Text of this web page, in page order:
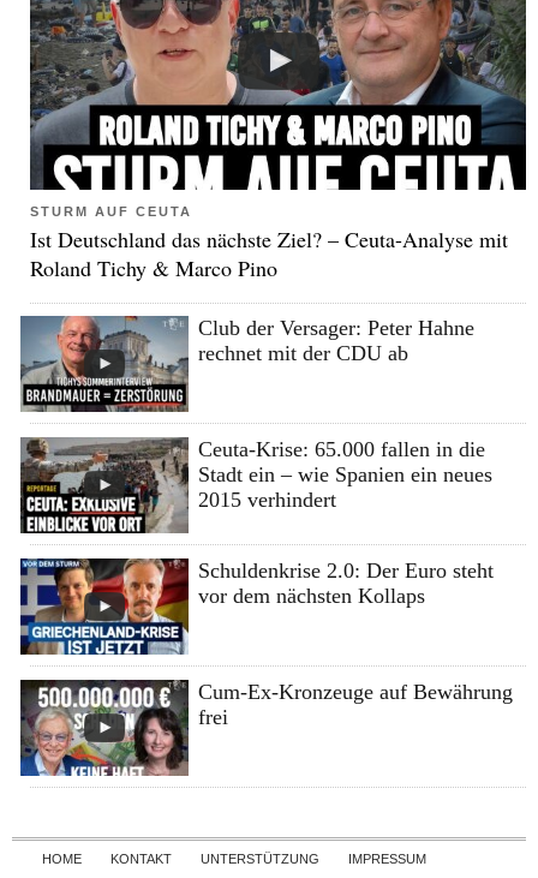
STURM AUF CEUTA
Ist Deutschland das nächste Ziel? – Ceuta-Analyse mit
Roland Tichy & Marco Pino
Club der Versager: Peter Hahne
rechnet mit der CDU ab
Ceuta-Krise: 65.000 fallen in die
Stadt ein – wie Spanien ein neues
2015 verhindert
Schuldenkrise 2.0: Der Euro steht
vor dem nächsten Kollaps
Cum-Ex-Kronzeuge auf Bewährung
frei
Skip to content
HOME KONTAKT UNTERSTÜTZUNG IMPRESSUM